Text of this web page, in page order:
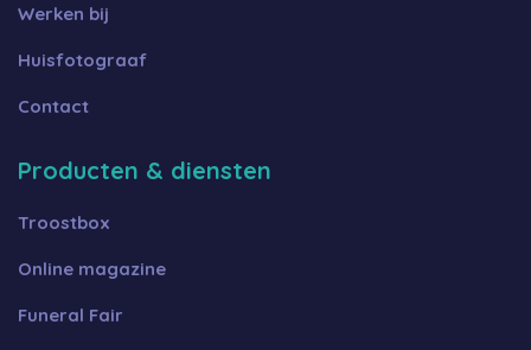
Werken bij
Huisfotograaf
Contact
Producten & diensten
Troostbox
Online magazine
Funeral Fair